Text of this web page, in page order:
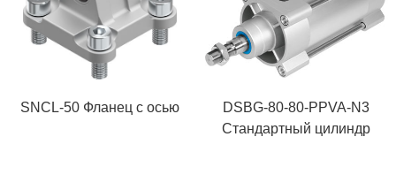
SNCL-50 Фланец с осью
DSBG-80-80-PPVA-N3
Стандартный цилиндр